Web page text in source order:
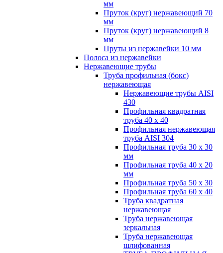
мм
Пруток (круг) нержавеющий 70
мм
Пруток (круг) нержавеющий 8
мм
Пруты из нержавейки 10 мм
Полоса из нержавейки
Нержавеющие трубы
Труба профильная (бокс)
нержавеющая
Нержавеющие трубы AISI
430
Профильная квадратная
труба 40 х 40
Профильная нержавеющая
труба AISI 304
Профильная труба 30 х 30
мм
Профильная труба 40 х 20
мм
Профильная труба 50 х 30
Профильная труба 60 х 40
Труба квадратная
нержавеющая
Труба нержавеющая
зеркальная
Труба нержавеющая
шлифованная